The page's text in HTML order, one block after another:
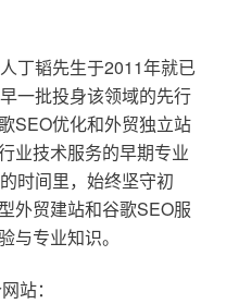
丁韬先生于2011年就已
一批投身该领域的先行
SEO优化和外贸独立站
业技术服务的早期专业
时间里，始终坚守初
外贸建站和谷歌SEO服
与专业知识。
站：